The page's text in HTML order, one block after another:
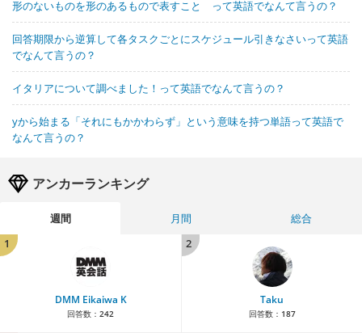
形のないものを形のあるもので表すこと って英語でなんて言うの？
回答期限から逆算して各タスクごとにスケジュール引きなさいって英語
でなんて言うの？
イタリアについて調べました！って英語でなんて言うの？
yから始まる「それにもかかわらず」という意味を持つ単語って英語で
なんて言うの？
アンカーランキング
週間 月間
総合
1
DMM Eikaiwa K
回答数： 242
2
Taku
回答数： 187